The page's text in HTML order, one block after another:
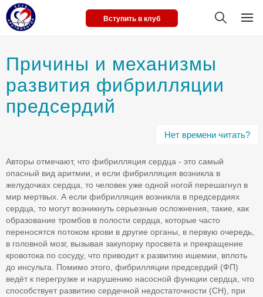
Вступить в клуб
Причины и механизмы
развития фибрилляции
предсердий
Нет времени читать?
Авторы отмечают, что фибрилляция сердца - это самый
опасный вид аритмии, и если фибрилляция возникла в
желудочках сердца, то человек уже одной ногой перешагнул в
мир мертвых. А если фибрилляция возникла в предсердиях
сердца, то могут возникнуть серьезные осложнения, такие, как
образование тромбов в полости сердца, которые часто
переносятся потоком крови в другие органы, в первую очередь,
в головной мозг, вызывая закупорку просвета и прекращение
кровотока по сосуду, что приводит к развитию ишемии, вплоть
до инсульта. Помимо этого, фибрилляции предсердий (ФП)
ведёт к перегрузке и нарушению насосной функции сердца, что
способствует развитию сердечной недостаточности (СН), при